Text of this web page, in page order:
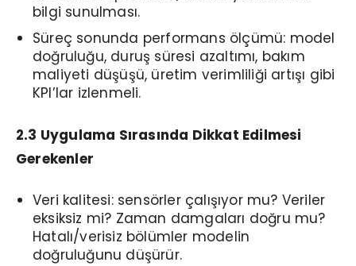
bilgi sunulması.
Süreç sonunda performans ölçümü: model
doğruluğu, duruş süresi azaltımı, bakım
maliyeti düşüşü, üretim verimliliği artışı gibi
KPI’lar izlenmeli.
2.3 Uygulama Sırasında Dikkat Edilmesi
Gerekenler
Veri kalitesi: sensörler çalışıyor mu? Veriler
eksiksiz mi? Zaman damgaları doğru mu?
Hatalı/verisiz bölümler modelin
doğruluğunu düşürür.